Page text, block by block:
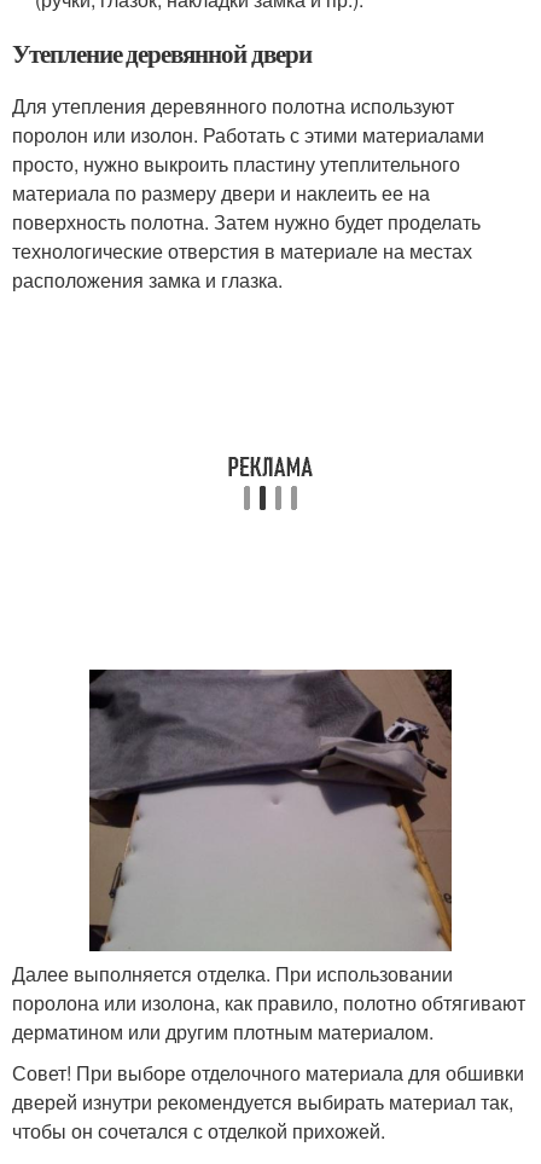
Утепление деревянной двери
Для утепления деревянного полотна используют
поролон или изолон. Работать с этими материалами
просто, нужно выкроить пластину утеплительного
материала по размеру двери и наклеить ее на
поверхность полотна. Затем нужно будет проделать
технологические отверстия в материале на местах
расположения замка и глазка.
Далее выполняется отделка. При использовании
поролона или изолона, как правило, полотно обтягивают
дерматином или другим плотным материалом.
Совет! При выборе отделочного материала для обшивки
дверей изнутри рекомендуется выбирать материал так,
чтобы он сочетался с отделкой прихожей.